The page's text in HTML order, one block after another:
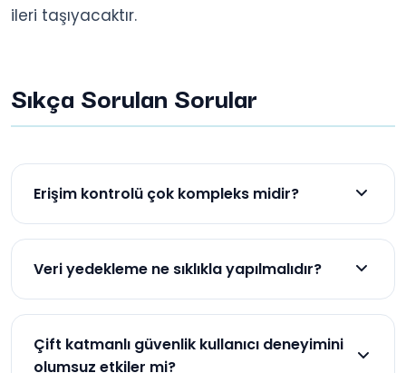
ileri taşıyacaktır.
Sıkça Sorulan Sorular
Erişim kontrolü çok kompleks midir?
İyi tasarlanmış RBAC sistemleri, intuitive ve
arayüzler ile roller ve izinleri tanımlayabilirler.
Veri yedekleme ne sıklıkla yapılmalıdır?
Kritik veriler için günlük, tercihen saatlik yedekleme
saat ile sınırlandırılmalıdır.
Çift katmanlı güvenlik kullanıcı deneyimini
olumsuz etkiler mi?